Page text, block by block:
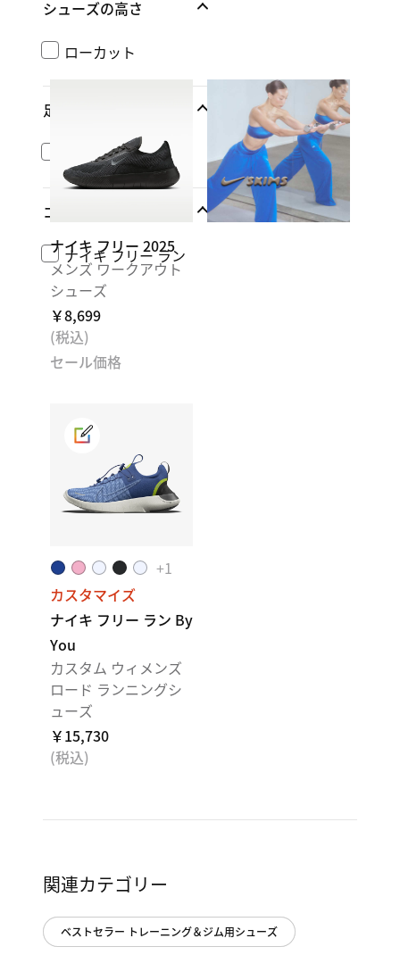
シューズの高さ
ローカット
足幅
レギュラー
コレクション
ナイキ フリー ラン
ナイキ フリー 2025
メンズ ワークアウト
シューズ
￥8,699
(税込)
セール価格
+1
カスタマイズ
ナイキ フリー ラン By
You
カスタム ウィメンズ
ロード ランニングシ
ューズ
￥15,730
(税込)
関連カテゴリー
ベストセラー トレーニング＆ジム用シューズ